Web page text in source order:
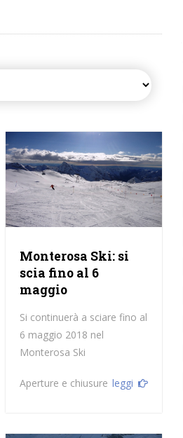
Monterosa Ski: si
scia fino al 6
maggio
Si continuerà a sciare fino al
6 maggio 2018 nel
Monterosa Ski
Aperture e chiusure leggi